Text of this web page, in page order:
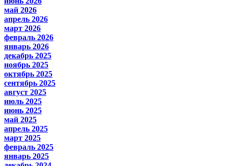
май 2026
апрель 2026
март 2026
февраль 2026
январь 2026
декабрь 2025
ноябрь 2025
октябрь 2025
сентябрь 2025
август 2025
июль 2025
июнь 2025
май 2025
апрель 2025
март 2025
февраль 2025
январь 2025